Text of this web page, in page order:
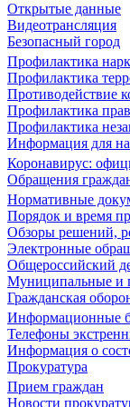
Открытые данные
Видеотрансляция
Безопасный город
Профилактика
Профилактика
Противодействие
Профилактика
Профилактика
Информация для
Коронавирус:
Обращения
Нормативные
Порядок и время
Обзоры решений,
Электронные
Общероссийский
Муниципальные и
Гражданская
Информационные
Телефоны
Информация о
Прокуратура
Прием граждан
Новости